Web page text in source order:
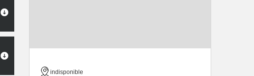
indisponible